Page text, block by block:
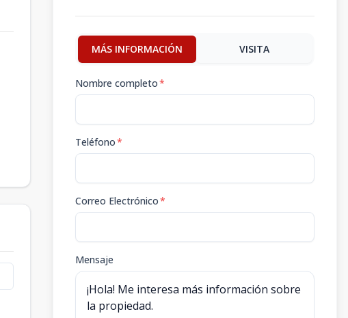
MÁS INFORMACIÓN VISITA
Nombre completo*
Teléfono*
Correo Electrónico*
Mensaje